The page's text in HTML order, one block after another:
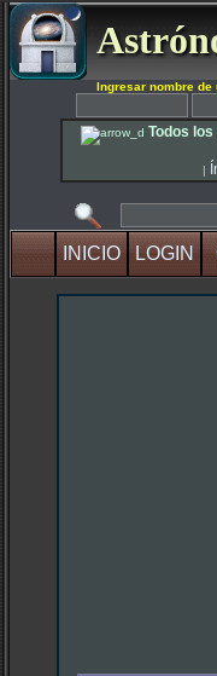
Ingresar nombre
Todos
|
INICIO LOGIN